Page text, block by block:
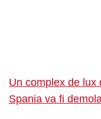
Un complex de lux
Spania va fi